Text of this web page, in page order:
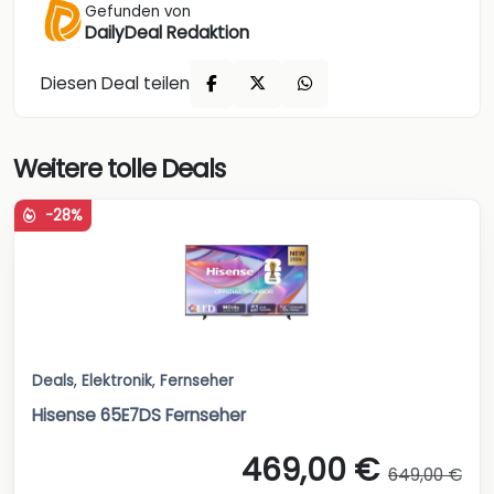
Gefunden von
DailyDeal Redaktion
Diesen Deal teilen
Weitere tolle Deals
-28%
Deals, Elektronik, Fernseher
Hisense 65E7DS Fernseher
469,00 € 649,00 €